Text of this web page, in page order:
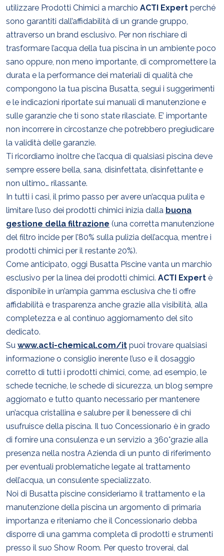
utilizzare Prodotti Chimici a marchio ACTI Expert perché
sono garantiti dall’affidabilità di un grande gruppo,
attraverso un brand esclusivo. Per non rischiare di
trasformare l’acqua della tua piscina in un ambiente poco
sano oppure, non meno importante, di compromettere la
durata e la performance dei materiali di qualità che
compongono la tua piscina Busatta, segui i suggerimenti
e le indicazioni riportate sui manuali di manutenzione e
sulle garanzie che ti sono state rilasciate. E’ importante
non incorrere in circostanze che potrebbero pregiudicare
la validità delle garanzie.
Ti ricordiamo inoltre che l’acqua di qualsiasi piscina deve
sempre essere bella, sana, disinfettata, disinfettante e
non ultimo… rilassante.
In tutti i casi, il primo passo per avere un’acqua pulita e
limitare l’uso dei prodotti chimici inizia dalla buona
gestione della filtrazione (una corretta manutenzione
del filtro incide per l’80% sulla pulizia dell’acqua, mentre i
prodotti chimici per il restante 20%).
Come anticipato, oggi Busatta Piscine vanta un marchio
esclusivo per la linea dei prodotti chimici. ACTI Expert è
disponibile in un’ampia gamma esclusiva che ti offre
affidabilità e trasparenza anche grazie alla visibilità, alla
completezza e al continuo aggiornamento del sito
dedicato.
Su www.acti-chemical.com/it puoi trovare qualsiasi
informazione o consiglio inerente l’uso e il dosaggio
corretto di tutti i prodotti chimici, come, ad esempio, le
schede tecniche, le schede di sicurezza, un blog sempre
aggiornato e tutto quanto necessario per mantenere
un’acqua cristallina e salubre per il benessere di chi
usufruisce della piscina. Il tuo Concessionario è in grado
di fornire una consulenza e un servizio a 360°grazie alla
presenza nella nostra Azienda di un punto di riferimento
per eventuali problematiche legate al trattamento
dell’acqua, un consulente specializzato.
Noi di Busatta piscine consideriamo il trattamento e la
manutenzione della piscina un argomento di primaria
importanza e riteniamo che il Concessionario debba
disporre di una gamma completa di prodotti e strumenti
presso il suo Show Room. Per questo troverai, dal